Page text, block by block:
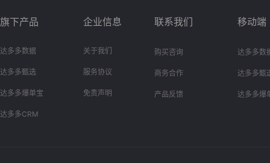
旗下产品
达多多数据
达多多甄选
达多多爆单宝
达多多CRM
企业信息
关于我们
服务协议
免责声明
联系我们
购买咨询
商务合作
产品反馈
移动端
达多多数
达多多甄
达多多爆